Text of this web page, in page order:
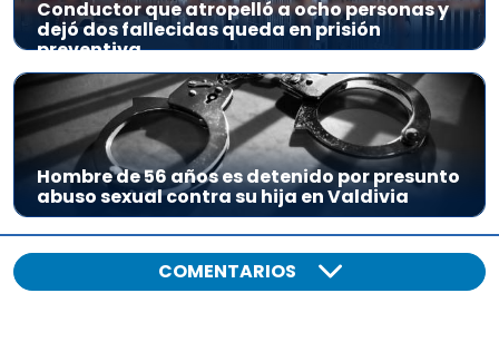
Conductor que atropelló a ocho personas y
dejó dos fallecidas queda en prisión
preventiva
Hombre de 56 años es detenido por presunto
abuso sexual contra su hija en Valdivia
COMENTARIOS